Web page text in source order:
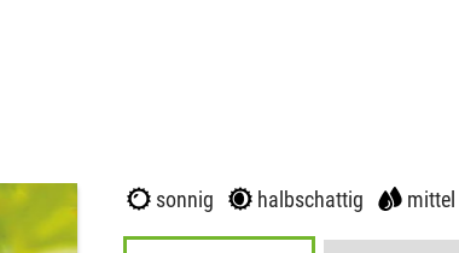
sonnig halbschattig mittel